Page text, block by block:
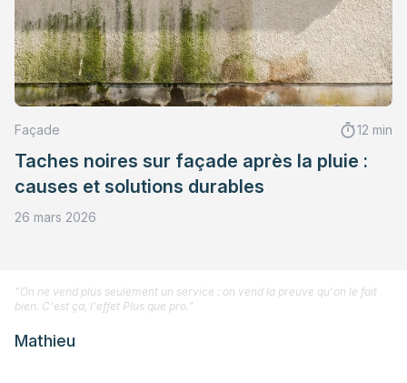
Façade 12 min
Taches noires sur façade après la pluie :
causes et solutions durables
26 mars 2026
"On ne vend plus seulement un service : on vend la preuve qu'on le fait
bien. C'est ça, l'effet Plus que pro."
Mathieu